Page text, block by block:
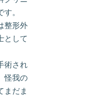
。
整形外
として
術され
怪我の
まだま